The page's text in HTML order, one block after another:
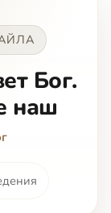
Бог.
наш